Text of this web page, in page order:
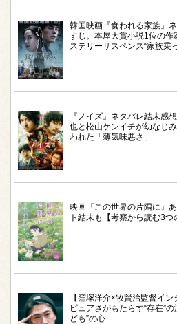
韓国映画『食われる家族』
すじ。本屋大賞小説1位の作
ステリーサスペンス“家族乗
『ノイズ』ネタバレ結末感
也と松山ケンイチが幼なじ
われた「薄気味悪さ」
映画『この世界の片隅に』
ト結末も【考察から読む3つ
【窪塚洋介×牧賢治監督イ
ピュアさがもたらす“存在”
ども”の心